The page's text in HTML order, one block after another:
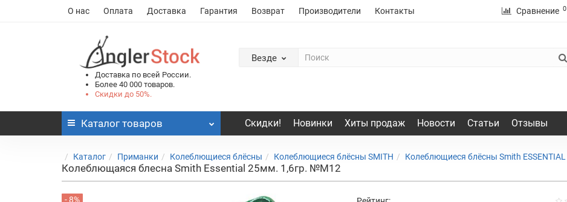
О нас Оплата Доставка Гарантия Возврат Производители Контакты Сравнение 0
Доставка по всей России.
Более 40 000 товаров.
Скидки до 50%.
Везде
Каталог товаров Скидки! Новинки Хиты продаж Новости Статьи Отзывы
Каталог Приманки Колеблющиеся блёсны Колеблющиеся блёсны SMITH Колеблющиеся блёсны Smith ESSENTIAL
Колеблющаяся блесна Smith Essential 25мм. 1,6гр. №M12
- 8%